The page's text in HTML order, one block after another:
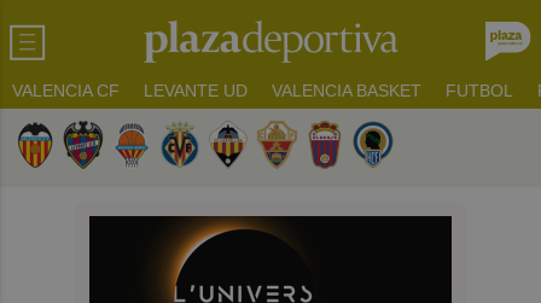
VALENCIA CF LEVANTE UD VALENCIA BASKET FUTBOL